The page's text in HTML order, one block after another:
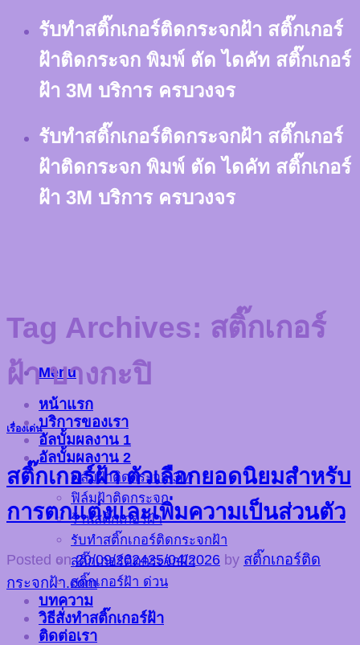
content
รับทำสติ๊กเกอร์ติดกระจกฝ้า สติ๊กเกอร์
ฝ้าติดกระจก พิมพ์ ตัด ไดคัท สติ๊กเกอร์
ฝ้า 3M บริการ ครบวงจร
รับทำสติ๊กเกอร์ติดกระจกฝ้า สติ๊กเกอร์
ฝ้าติดกระจก พิมพ์ ตัด ไดคัท สติ๊กเกอร์
ฝ้า 3M บริการ ครบวงจร
Menu
หน้าแรก
บริการของเรา
อัลบั้มผลงาน 1
อัลบั้มผลงาน 2
ฟิล์มฝ้าติดกระจก 3M
ฟิล์มฝ้าติดกระจก
ร้านสติ๊กเกอร์ฝ้า
รับทำสติ๊กเกอร์ติดกระจกฝ้า
สติ๊กเกอร์ติดกระจกฝ้า
สติ๊กเกอร์ฝ้า ด่วน
บทความ
วิธีสั่งทำสติ๊กเกอร์ฝ้า
ติดต่อเรา
Tag Archives: สติ๊กเกอร์
ฝ้า บางกะปิ
เรื่องเด่น
สติ๊กเกอร์ฝ้า ตัวเลือกยอดนิยมสำหรับ
การตกแต่งและเพิ่มความเป็นส่วนตัว
Posted on20/09/202425/04/2026 by สติ๊กเกอร์ติด
กระจกฝ้า.com